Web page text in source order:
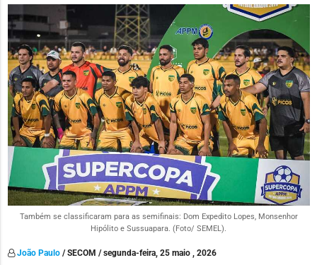
Também se classificaram para as semifinais: Dom Expedito Lopes, Monsenhor
Hipólito e Sussuapara. (Foto/ SEMEL).
João Paulo/ SECOM / segunda-feira, 25 maio , 2026